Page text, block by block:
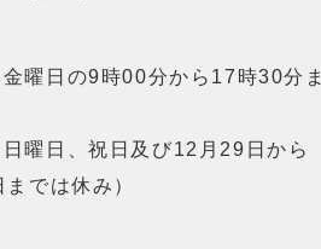
金曜日の9時00分から17時30分ま
日曜日、祝日及び12月29日から
では休み）